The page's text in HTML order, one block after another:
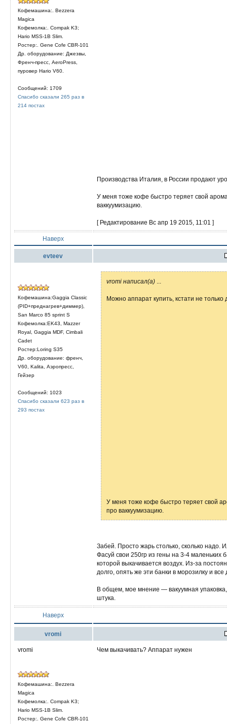
Кофемашина:. Bezzera
Magica
Кофемолка:. Compak K3;
Hario MSS-1B Slim.
Ростер:. Gene Cofe CBR-101
Др. оборудование: Джезвы,
Френч-пресс, AeroPress,
пуровер Hario V60.
Сообщений: 1709
Спасибо сказали 265 раз в
214 постах
Производства Италия, в России продают
У меня тоже кофе быстро теряет свой
ваккуумизацию.
[ Редактирование Вс апр 19 2015, 11:01 ]
Наверх
evteev
Кофемашина:Gaggia Classic
(PID+преднагрев+диммер),
San Marco 85 sprint S
Кофемолка:EK43, Mazzer
Royal, Gaggia MDF, Cimbali
Cadet
Ростер:Loring S35
Др. оборудование: френч,
V60, Kalita, Аэропресс,
Гейзер
Сообщений: 1023
Спасибо сказали 623 раз в
293 постах
vromi написал(а)
Можно аппарат купить, кстати не только
У меня тоже кофе быстро теряет свой
про ваккуумизацию.
Забей. Просто жарь столько, сколько надо.
Фасуй свои 250гр из гены на 3-4 маленьких
которой выкачивается воздух. Из-за
долго, опять же эти банки в морозилку и все
В общем, мое мнение — вакуумная
штука.
Наверх
vromi
vromi
Кофемашина:. Bezzera
Magica
Кофемолка:. Compak K3;
Hario MSS-1B Slim.
Ростер:. Gene Cofe CBR-101
Чем выкачивать? Аппарат нужен